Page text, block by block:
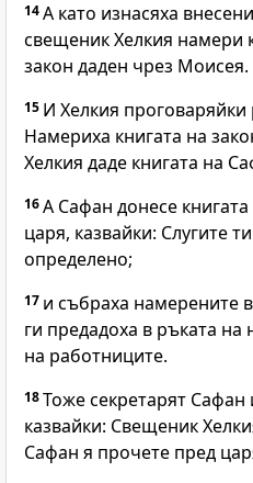
14А като изнасяха
свещеник Хелкия намери
закон даден чрез Моисея.
15 И Хелкия
Намериха книгата на
Хелкия даде книгата на
16А Сафан донесе
царя, казвайки: Слугите
определено;
17 и събраха намерените
ги предадоха в ръката на
на работниците.
18Тоже секретарят Сафан
казвайки: Свещеник
Сафан я прочете пред